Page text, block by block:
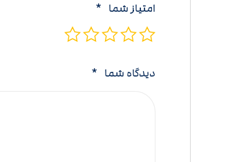
امتیاز شما *
دیدگاه شما *